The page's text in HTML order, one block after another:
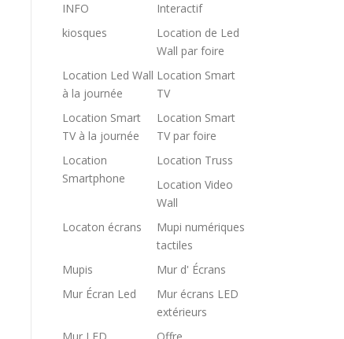
INFO
Interactif
kiosques
Location de Led
Wall par foire
Location Led Wall
à la journée
Location Smart
TV
Location Smart
TV à la journée
Location Smart
TV par foire
Location
Smartphone
Location Truss
Location Video
Wall
Locaton écrans
Mupi numériques
tactiles
Mupis
Mur d' Écrans
Mur Écran Led
Mur écrans LED
extérieurs